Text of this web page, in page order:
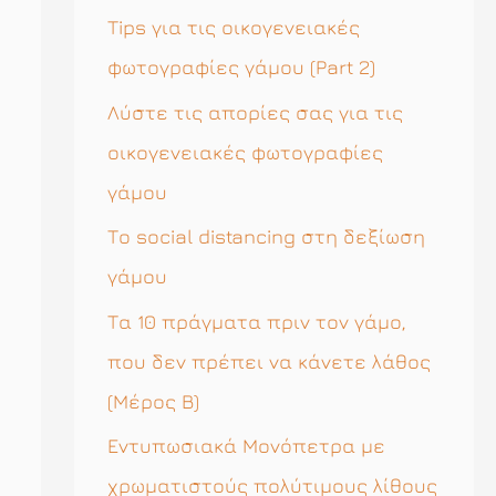
η
σ
η
γ
ι
α
Tips για τις οικογενειακές
φωτογραφίες γάμου (Part 2)
Λύστε τις απορίες σας για τις
οικογενειακές φωτογραφίες
γάμου
Το social distancing στη δεξίωση
γάμου
Τα 10 πράγματα πριν τον γάμο,
που δεν πρέπει να κάνετε λάθος
(Μέρος Β)
Εντυπωσιακά Μονόπετρα με
χρωματιστούς πολύτιμους λίθους